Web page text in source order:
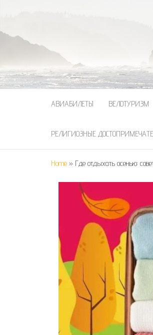
АВИАБИЛЕТЫ ВЕЛОТУРИЗМ
РЕЛИГИОЗНЫЕ
Home » Где отдыхать осенью: